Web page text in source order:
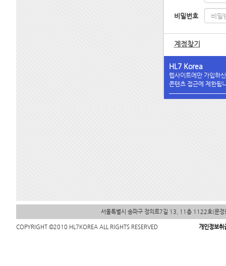
비밀번호
계정찾기
HL7 Korea
웹사이트에만 가입하
콘텐츠 접근에 제한됩
서울특별시 송파구 정의로7길 13, 11층 1122호(문정
COPYRIGHT ©2010 HL7KOREA ALL RIGHTS RESERVED 개인정보취